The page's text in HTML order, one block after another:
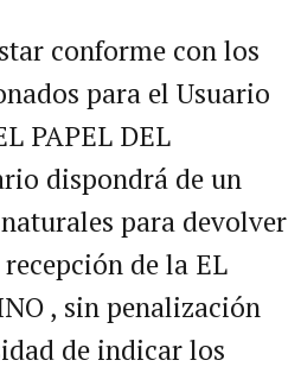
conforme con los
para el Usuario
PAPEL DEL
dispondrá de un
para devolver
de la EL
, sin penalización
de indicar los